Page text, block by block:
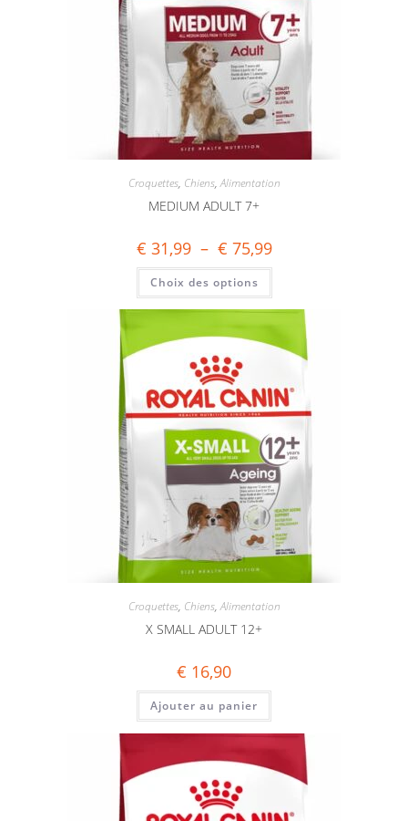
Croquettes, Chiens,Alimentation
MEDIUM ADULT 7+
€ 31,99 – € 75,99
Choix des options
Croquettes, Chiens,Alimentation
X SMALL ADULT 12+
€ 16,90
Ajouter au panier